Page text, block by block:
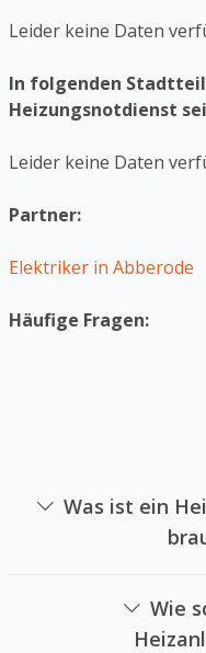
Leider keine Daten
In folgenden
Heizungsnotdienst
Leider keine Daten
Partner:
Elektriker in Abberode
Häufige Fragen:
Was ist ein
Reparatur von
spezialisiert hat. Sie
Wie